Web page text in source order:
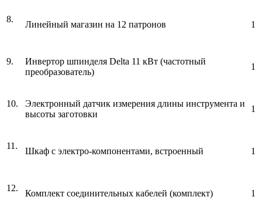
8.
Линейный магазин на 12 патронов 1
9.
Инвертор шпинделя Delta 11 кВт (частотный
преобразователь)
1
10.
Электронный датчик измерения длины инструмента и
высоты заготовки
1
11.
Шкаф с электро-компонентами, встроенный 1
12.
Комплект соединительных кабелей (комплект) 1